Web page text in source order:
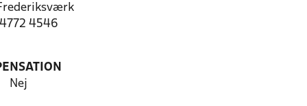
4772 4546
Nej